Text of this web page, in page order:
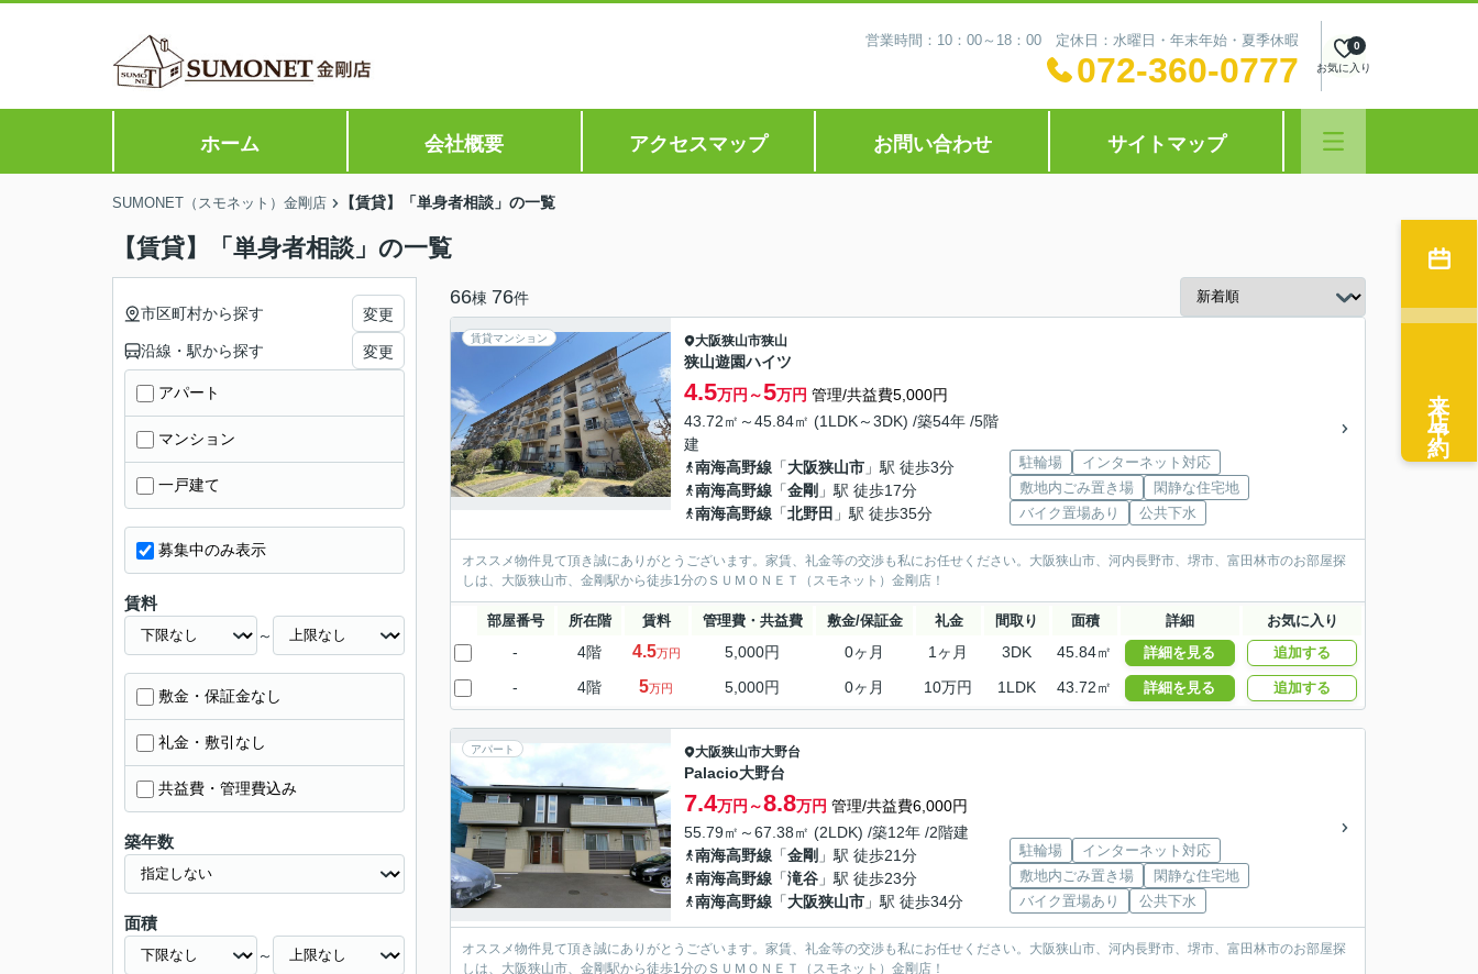
営業時間：10：00～18：00 定休日：水曜日・年末年始・夏季休暇
072-360-0777 お気に入り
0
ホーム 会社概要 アクセスマップ お問い合わせ サイトマップ
SUMONET（スモネット）金剛店 【賃貸】「単身者相談」の一覧
【賃貸】「単身者相談」の一覧
66棟 76件
賃貸マンション 大阪狭山市狭山
狭山遊園ハイツ
4.5万円～5万円 管理/共益費5,000円
43.72㎡～45.84㎡ (1LDK～3DK) /築54年 /5階
建
南海高野線 「大阪狭山市 」駅 徒歩3分
南海高野線 「金剛 」駅 徒歩17分
南海高野線 「北野田 」駅 徒歩35分
駐輪場
インターネット対応
敷地内ごみ置き場
閑静な住宅地
バイク置場あり
公共下水
オススメ物件見て頂き誠にありがとうございます。家賃、礼金等の交渉も私にお任せください。大阪狭山市、河内長野市、堺市、富田林市のお部屋探
しは、大阪狭山市、金剛駅から徒歩1分のＳＵＭＯＮＥＴ（スモネット）金剛店！
部屋番号 所在階 賃料 管理費・共益費 敷金/保証金 礼金 間取り 面積 詳細 お気に入り
- 4階 4.5万円 5,000円 0ヶ月 1ヶ月 3DK 45.84㎡ 詳細を見る 追加する
- 4階 5万円 5,000円 0ヶ月 10万円 1LDK 43.72㎡ 詳細を見る 追加する
アパート 大阪狭山市大野台
Palacio大野台
7.4万円～8.8万円 管理/共益費6,000円
55.79㎡～67.38㎡ (2LDK) /築12年 /2階建
南海高野線 「金剛 」駅 徒歩21分
南海高野線 「滝谷 」駅 徒歩23分
南海高野線 「大阪狭山市 」駅 徒歩34分
駐輪場
インターネット対応
敷地内ごみ置き場
閑静な住宅地
バイク置場あり
公共下水
オススメ物件見て頂き誠にありがとうございます。家賃、礼金等の交渉も私にお任せください。大阪狭山市、河内長野市、堺市、富田林市のお部屋探
しは、大阪狭山市、金剛駅から徒歩1分のＳＵＭＯＮＥＴ（スモネット）金剛店！
市区町村から探す 変更
沿線・駅から探す 変更
アパート
マンション
一戸建て
募集中のみ表示
賃料
～
敷金・保証金なし
礼金・敷引なし
共益費・管理費込み
築年数
面積
～
来店予約